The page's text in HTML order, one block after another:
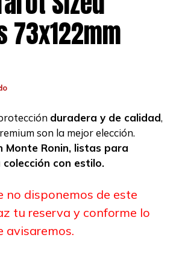
73x122mm
duradera y de calidad,
son la mejor elección.
Monte Ronin, listas para
con estilo.
no disponemos de este
tu reserva y conforme lo
avisaremos.